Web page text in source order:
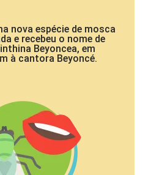
nova espécie de mosca
e recebeu o nome de
Beyoncea, em
à cantora Beyoncé.